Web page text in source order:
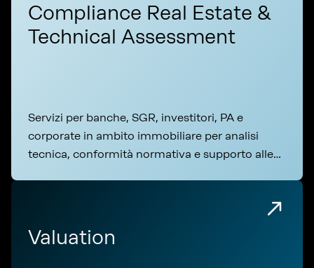
Compliance Real Estate &
Technical Assessment
Servizi per banche, SGR, investitori, PA e
corporate in ambito immobiliare per analisi
tecnica, conformità normativa e supporto alle
Valuation